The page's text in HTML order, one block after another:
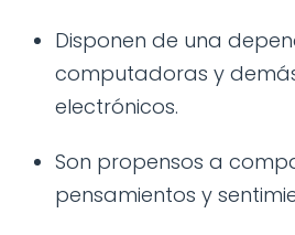
Disponen de una
computadoras y
electrónicos.
Son propensos a
pensamientos y